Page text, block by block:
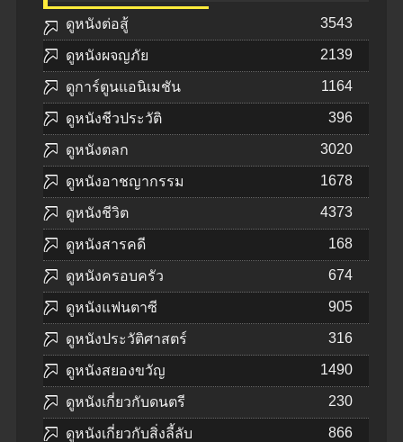
ดูหนังต่อสู้ 3543
ดูหนังผจญภัย 2139
ดูการ์ตูนแอนิเมชัน 1164
ดูหนังชีวประวัติ 396
ดูหนังตลก 3020
ดูหนังอาชญากรรม 1678
ดูหนังชีวิต 4373
ดูหนังสารคดี 168
ดูหนังครอบครัว 674
ดูหนังแฟนตาซี 905
ดูหนังประวัติศาสตร์ 316
ดูหนังสยองขวัญ 1490
ดูหนังเกี่ยวกับดนตรี 230
ดูหนังเกี่ยวกับสิ่งลี้ลับ 866